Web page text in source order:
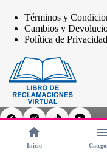
Términos y
Cambios y
Política de Privacidad
Copyright © 2026 -
Inicio